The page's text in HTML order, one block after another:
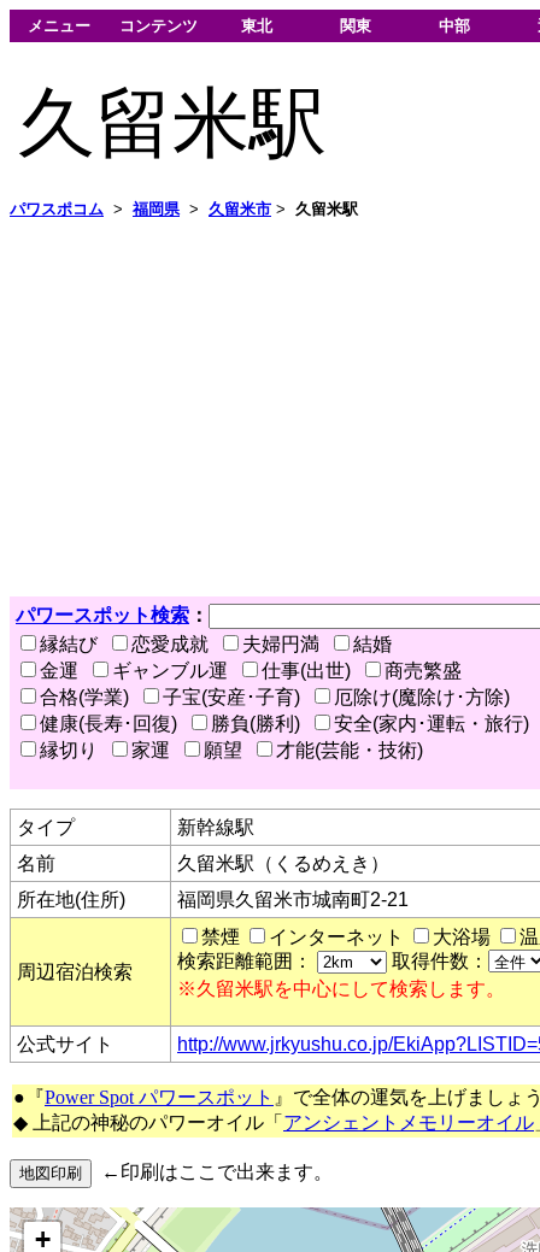
メニュー コンテンツ 東北 関東 中部
久留米駅
パワスポコム > 福岡県> 久留米市 > 久留米駅
パワースポット検索 ：
縁結び
恋愛成就 夫婦円満
結婚
金運
ギャンブル運 仕事(出世)
商売繁盛
合格(学業)
子宝(安産･子育)
厄除け(魔除け･方除)
健康(長寿･回復)
勝負(勝利)
安全(家内･運転・旅行)
縁切り
家運 願望 才能(芸能・技術)
タイプ
新幹線駅
名前
久留米駅（くるめえき）
所在地(住所)
福岡県久留米市城南町2-21
周辺宿泊検索
禁煙 インターネット 大浴場
検索距離範囲：
取得件数：
※久留米駅を中心にして検索します。
公式サイト http://www.jrkyushu.co.jp/
●『Power Spot パワースポット 』で全体の運気を上げましょ
◆ 上記の神秘のパワーオイル「 アンシェントメモリーオイル
←印刷はここで出来ます。
+